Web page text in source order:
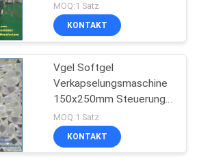
MOQ:1 Satz
KONTAKT
Vgel Softgel
Verkapselungsmaschine
150x250mm Steuerung
durch PLC
MOQ:1 Satz
KONTAKT